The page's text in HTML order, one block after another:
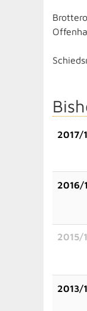
2017/
2016/
2015/
2013/